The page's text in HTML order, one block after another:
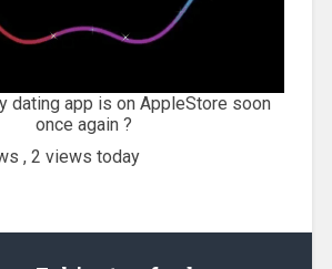
dating app is on AppleStore soon
once again ?
, 2 views today